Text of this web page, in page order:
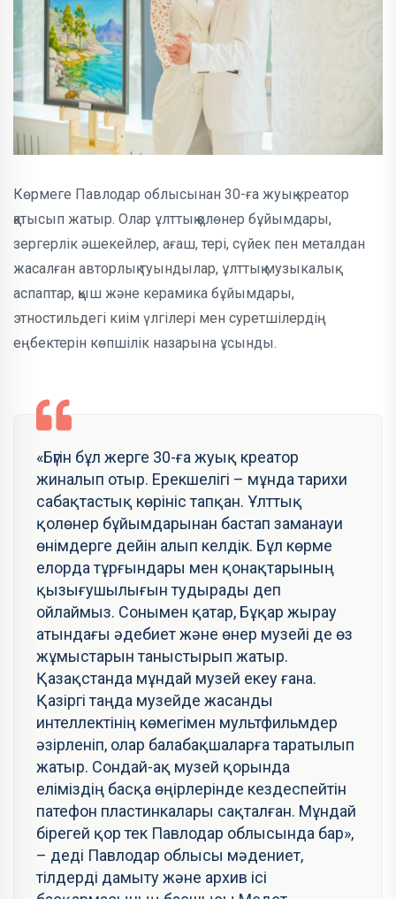
Көрмеге Павлодар облысынан 30-ға жуық креатор
қатысып жатыр. Олар ұлттық қолөнер бұйымдары,
зергерлік әшекейлер, ағаш, тері, сүйек пен металдан
жасалған авторлық туындылар, ұлттық музыкалық
аспаптар, қыш және керамика бұйымдары,
этностильдегі киім үлгілері мен суретшілердің
еңбектерін көпшілік назарына ұсынды.
«Бүгін бұл жерге 30-ға жуық креатор
жиналып отыр. Ерекшелігі – мұнда тарихи
сабақтастық көрініс тапқан. Ұлттық
қолөнер бұйымдарынан бастап заманауи
өнімдерге дейін алып келдік. Бұл көрме
елорда тұрғындары мен қонақтарының
қызығушылығын тудырады деп
ойлаймыз. Сонымен қатар, Бұқар жырау
атындағы әдебиет және өнер музейі де өз
жұмыстарын таныстырып жатыр.
Қазақстанда мұндай музей екеу ғана.
Қазіргі таңда музейде жасанды
интеллектінің көмегімен мультфильмдер
әзірленіп, олар балабақшаларға таратылып
жатыр. Сондай-ақ музей қорында
еліміздің басқа өңірлерінде кездеспейтін
патефон пластинкалары сақталған. Мұндай
бірегей қор тек Павлодар облысында бар»,
– деді Павлодар облысы мәдениет,
тілдерді дамыту және архив ісі